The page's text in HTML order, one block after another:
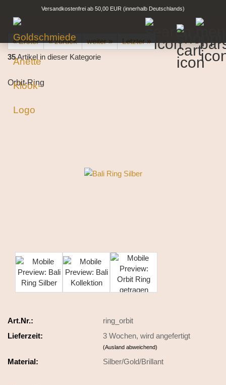
Versandkostenfrei ab 50,00 EUR (innerhalb Deutschlands)
« Erster « zurück weiter »
Letzter »
35Artikel in dieser Kategorie
Orbit-Ring
Art.Nr.:
ring_orbit
Lieferzeit:
3 Wochen, wird angefertigt
(Ausland abweichend)
Material: Silber/Gold/Brillant